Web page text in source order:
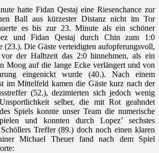
hatte Fidan Qestaj eine Riesenchance zur
Ball aus kürzester Distanz nicht im Tor
es bis zur 23. Minute als ein schöner
und Fidan Qestaj durch Chin zum 1:0
(23.). Die Gäste verteidigten aufopferungsvoll,
vor der Halbzeit das 2:0 hinnehmen, als ein
Moog auf die lange Ecke verlängert und von
eingenickt wurde (40.). Nach einem
im Mittelfeld kamen die Gäste kurz nach der
(52.), dezimierten sich jedoch wenig
selber, die mit Rot geahndet
Spiels konnte unser Team die numerische
und konnten durch Lopez’ sechstes
Treffer (89.) doch noch einen klaren
Michael Theuer fand nach dem Spiel